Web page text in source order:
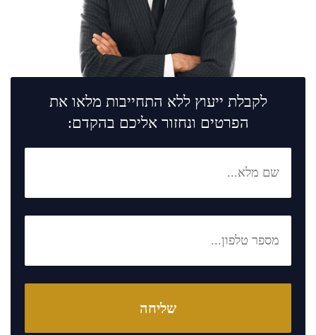
לקבלת ייעוץ ללא התחייבות מלאו את
הפרטים ונחזור אליכם בהקדם: